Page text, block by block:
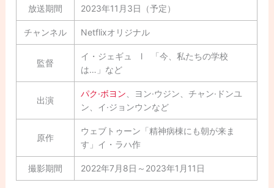
放送期間 2023年11月3日（予定）
チャンネル Netflixオリジナル
監督
イ・ジェギュ l 「今、私たちの学校
は…」など
出演
パク·ボヨン 、ヨン·ウジン、チャン·ドンユ
ン、イ·ジョンウンなど
原作
ウェブトゥーン「精神病棟にも朝が来ま
す」イ・ラハ作
撮影期間 2022年7月8日～2023年1月11日